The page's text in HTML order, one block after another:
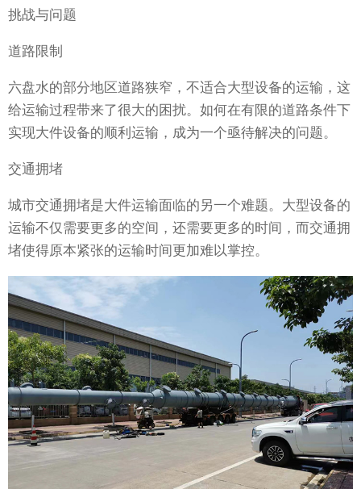
挑战与问题
道路限制
六盘水的部分地区道路狭窄，不适合大型设备的运输，这
给运输过程带来了很大的困扰。如何在有限的道路条件下
实现大件设备的顺利运输，成为一个亟待解决的问题。
交通拥堵
城市交通拥堵是大件运输面临的另一个难题。大型设备的
运输不仅需要更多的空间，还需要更多的时间，而交通拥
堵使得原本紧张的运输时间更加难以掌控。